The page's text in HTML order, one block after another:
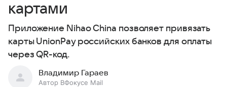
картами
Приложение Nihao China позволяет привязать
карты UnionPay российских банков для оплаты
через QR-код.
Владимир Гараев
Автор ВФокусе Mail